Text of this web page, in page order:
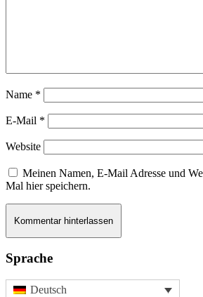
Name *
E-Mail *
Website
Meinen Namen, E-Mail Adresse und
Mal hier speichern.
Sprache
Deutsch